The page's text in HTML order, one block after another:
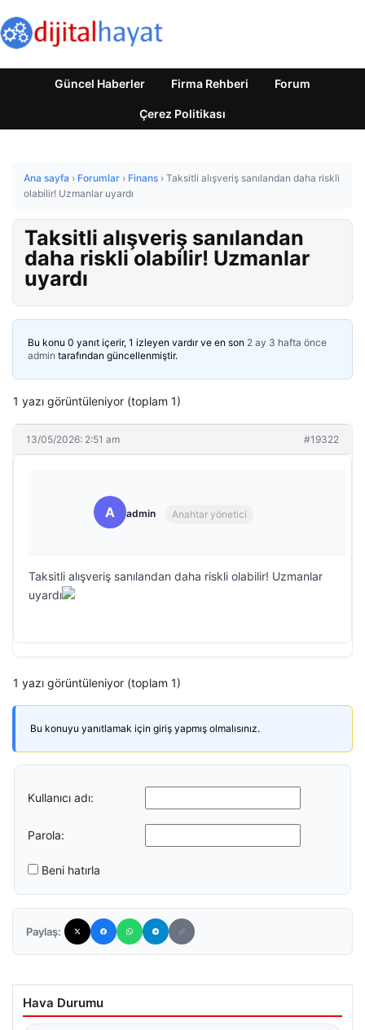
Güncel Haberler Firma Rehberi Forum
Çerez Politikası
Ana sayfa › Forumlar › Finans › Taksitli alışveriş sanılandan daha riskli
olabilir! Uzmanlar uyardı
Taksitli alışveriş sanılandan
daha riskli olabilir! Uzmanlar
uyardı
Bu konu 0 yanıt içerir, 1 izleyen vardır ve en son 2 ay 3 hafta önce
admin tarafından güncellenmiştir.
1 yazı görüntüleniyor (toplam 1)
13/05/2026: 2:51 am #19322
A admin Anahtar yönetici
Taksitli alışveriş sanılandan daha riskli olabilir! Uzmanlar
uyardı
1 yazı görüntüleniyor (toplam 1)
Bu konuyu yanıtlamak için giriş yapmış olmalısınız.
Kullanıcı adı:
Parola:
Beni hatırla
Paylaş:
Hava Durumu